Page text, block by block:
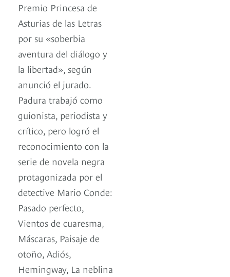
Premio Princesa de
Asturias de las Letras
por su «soberbia
aventura del diálogo y
la libertad», según
anunció el jurado.
Padura trabajó como
guionista, periodista y
crítico, pero logró el
reconocimiento con la
serie de novela negra
protagonizada por el
detective Mario Conde:
Pasado perfecto,
Vientos de cuaresma,
Máscaras, Paisaje de
otoño, Adiós,
Hemingway, La neblina